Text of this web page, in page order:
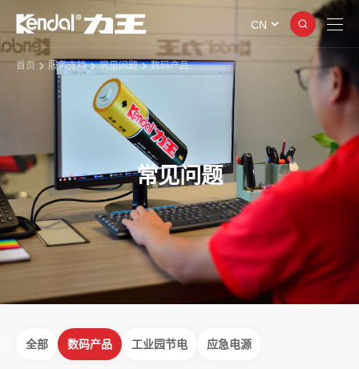
CN
首页 服务支持 常见问题 数码产品
常见问题
全部 数码产品 工业园节电 应急电源